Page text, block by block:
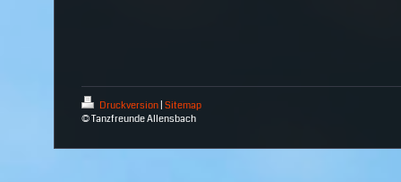
Druckversion Sitemap
© Tanzfreunde Allensbach